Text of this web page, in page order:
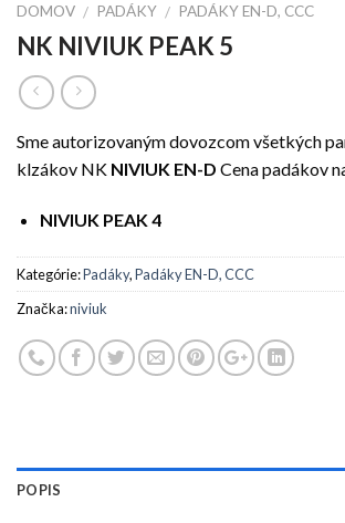
DOMOV / PADÁKY / PADÁKY EN-D, CCC
NK NIVIUK PEAK 5
Sme autorizovaným dovozcom všetkých
klzákov NK NIVIUK EN-D Cena padákov
NIVIUK PEAK 4
Kategórie:Padáky,Padáky EN-D, CCC
Značka:niviuk
POPIS